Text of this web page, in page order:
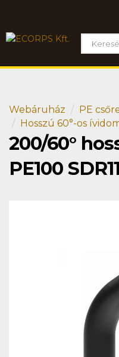
Webáruház PE
Hosszú 60°-os
200/60°
PE100 SDR11